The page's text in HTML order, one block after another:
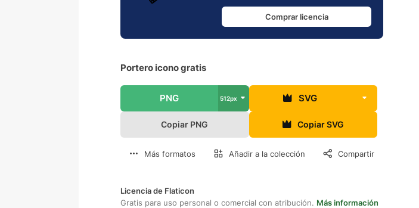
Comprar licencia
Portero icono gratis
PNG 512px SVG
Copiar PNG Copiar SVG
Más formatos Añadir a la colección Compartir
Licencia de Flaticon
Gratis para uso personal o comercial con atribución. Más información